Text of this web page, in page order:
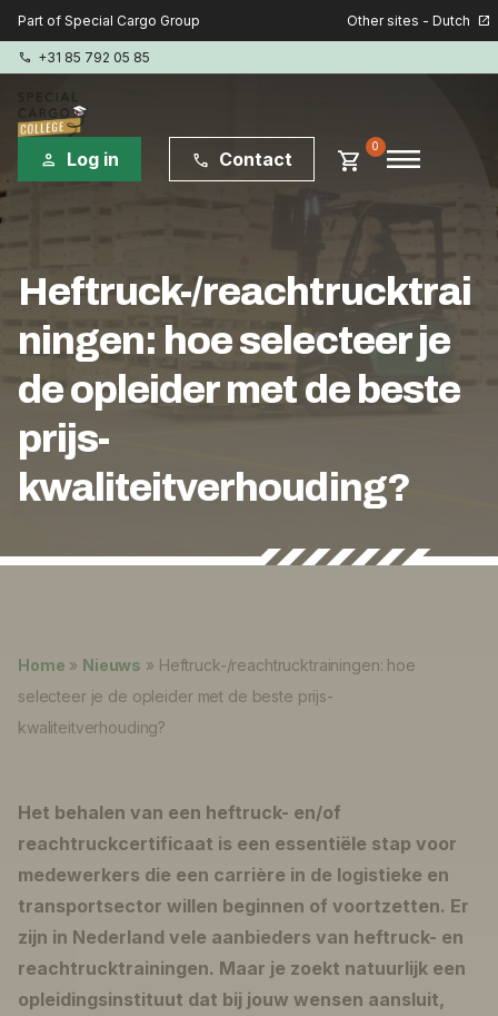
Part of Special Cargo Group Other sites - Dutch open_in_new
phone +31 85 792 05 85
person Log in phone Contact shopping_cart 0 menu
Heftruck-/reachtrucktrai
ningen: hoe selecteer je
de opleider met de beste
prijs-
kwaliteitverhouding?
Home » Nieuws » Heftruck-/reachtrucktrainingen: hoe
selecteer je de opleider met de beste prijs-
kwaliteitverhouding?
Het behalen van een heftruck- en/of
reachtruckcertificaat is een essentiële stap voor
medewerkers die een carrière in de logistieke en
transportsector willen beginnen of voortzetten. Er
zijn in Nederland vele aanbieders van heftruck- en
reachtrucktrainingen. Maar je zoekt natuurlijk een
opleidingsinstituut dat bij jouw wensen aansluit,
Special Cargo Services
Isologic
Opleidingen
Consultancy
Over ons
shopping_cart